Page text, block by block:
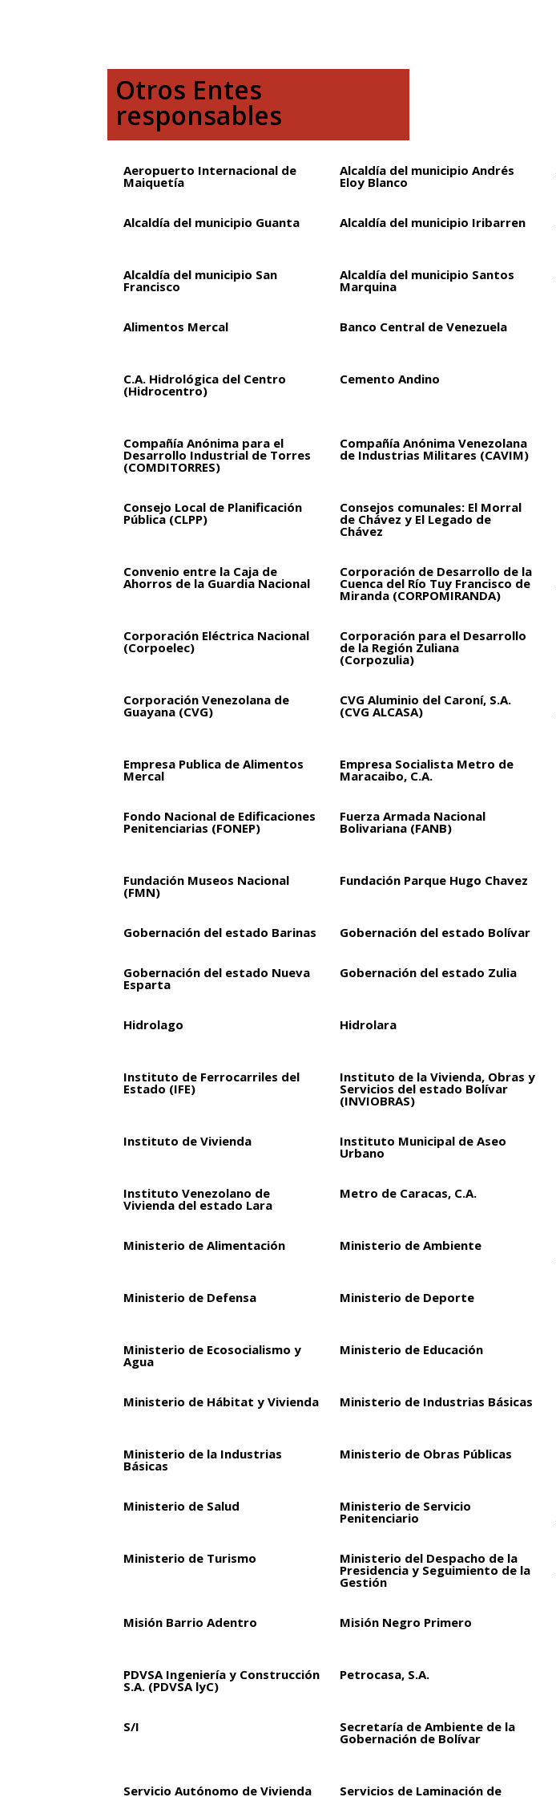
Otros Entes
responsables
Aeropuerto Internacional de
Maiquetía
Alcaldía del municipio Andrés
Eloy Blanco
Alcaldía del municipio Guanta Alcaldía del municipio Iribarren
Alcaldía del municipio San
Francisco
Alcaldía del municipio Santos
Marquina
Alimentos Mercal Banco Central de Venezuela
C.A. Hidrológica del Centro
(Hidrocentro)
Cemento Andino
Compañía Anónima para el
Desarrollo Industrial de Torres
(COMDITORRES)
Compañía Anónima Venezolana
de Industrias Militares (CAVIM)
Consejo Local de Planificación
Pública (CLPP)
Consejos comunales: El Morral
de Chávez y El Legado de
Chávez
Convenio entre la Caja de
Ahorros de la Guardia Nacional
Corporación de Desarrollo de la
Cuenca del Río Tuy Francisco de
Miranda (CORPOMIRANDA)
Corporación Eléctrica Nacional
(Corpoelec)
Corporación para el Desarrollo
de la Región Zuliana
(Corpozulia)
Corporación Venezolana de
Guayana (CVG)
CVG Aluminio del Caroní, S.A.
(CVG ALCASA)
Empresa Publica de Alimentos
Mercal
Empresa Socialista Metro de
Maracaibo, C.A.
Fondo Nacional de Edificaciones
Penitenciarias (FONEP)
Fuerza Armada Nacional
Bolivariana (FANB)
Fundación Museos Nacional
(FMN)
Fundación Parque Hugo Chavez
Gobernación del estado Barinas Gobernación del estado Bolívar
Gobernación del estado Nueva
Esparta
Gobernación del estado Zulia
Hidrolago Hidrolara
Instituto de Ferrocarriles del
Estado (IFE)
Instituto de la Vivienda, Obras y
Servicios del estado Bolívar
(INVIOBRAS)
Instituto de Vivienda Instituto Municipal de Aseo
Urbano
Instituto Venezolano de
Vivienda del estado Lara
Metro de Caracas, C.A.
Ministerio de Alimentación Ministerio de Ambiente
Ministerio de Defensa Ministerio de Deporte
Ministerio de Ecosocialismo y
Agua
Ministerio de Educación
Ministerio de Hábitat y Vivienda Ministerio de Industrias Básicas
Ministerio de la Industrias
Básicas
Ministerio de Obras Públicas
Ministerio de Salud Ministerio de Servicio
Penitenciario
Ministerio de Turismo Ministerio del Despacho de la
Presidencia y Seguimiento de la
Gestión
Misión Barrio Adentro Misión Negro Primero
PDVSA Ingeniería y Construcción
S.A. (PDVSA lyC)
Petrocasa, S.A.
S/I Secretaría de Ambiente de la
Gobernación de Bolívar
Servicio Autónomo de Vivienda Servicios de Laminación de